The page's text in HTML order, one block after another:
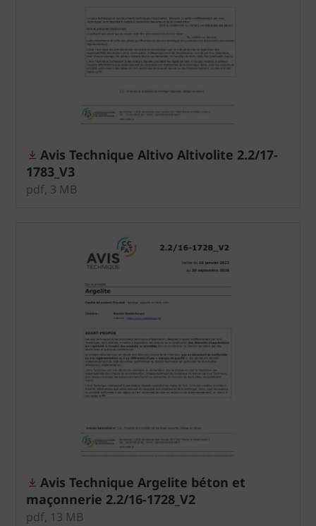
Avis Technique Altivo Altivolite 2.2/17-
1783_V3
pdf, 3 MB
Avis Technique Argelite béton et
maçonnerie 2.2/16-1728_V2
pdf, 13 MB